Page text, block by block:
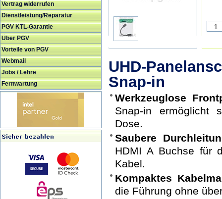
Vertrag widerrufen
Dienstleistung/Reparatur
PGV KTL-Garantie
Über PGV
Vorteile von PGV
Webmail
Jobs / Lehre
Fernwartung
UHD-
Snap-in
Werkzeuglose
Snap-in ermöglicht
Dose.
Saubere
HDMI A Buchse für
Kabel.
Kompaktes
die Führung ohne